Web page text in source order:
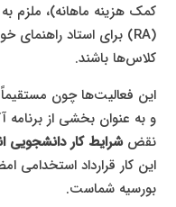
کمک هزینه ماهانه)، ملزم
کلاس‌ها باشند.
این فعالیت‌ها چون
و به عنوان بخشی از برنامه
نقضشرایط کار دانشجویی
این کار قرارداد استخدامی
بورسیه شماست.